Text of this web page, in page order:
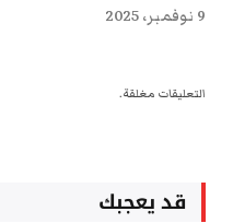
9 نوفمبر، 2025
التعليقات مغلقة.
قد يعجبك